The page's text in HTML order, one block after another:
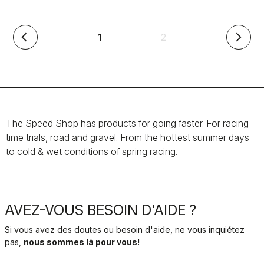
arrow_back_ios 1(en
2 arrow_forward_ios
The Speed Shop has products for going faster. For racing
time trials, road and gravel. From the hottest summer days
to cold & wet conditions of spring racing.
AVEZ-VOUS BESOIN D'AIDE ?
Si vous avez des doutes ou besoin d'aide, ne vous inquiétez
pas, nous sommes là pour vous!